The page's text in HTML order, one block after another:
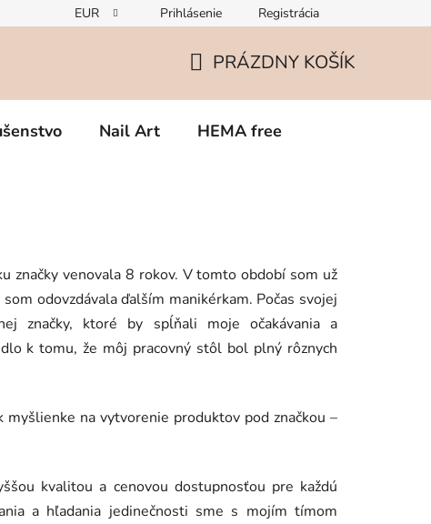
Zmena v zložení gélov – čo potrebujete vedieť o TPO
EUR Prihlásenie Registrácia
KOŠÍK
PRÁZDNY KOŠÍK
Nail Art HEMA free
značky venovala 8 rokov. V tomto období som už
odovzdávala ďalším manikérkam. Počas svojej
značky, ktoré by spĺňali moje očakávania a
k tomu, že môj pracovný stôl bol plný rôznych
na vytvorenie produktov pod značkou –
kvalitou a cenovou dostupnosťou pre každú
a hľadania jedinečnosti sme s mojím tímom